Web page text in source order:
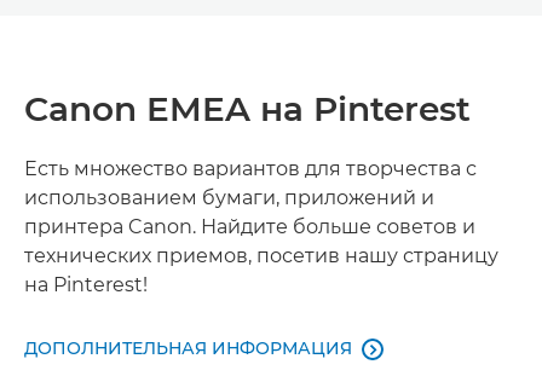
Canon EMEA на Pinterest
Есть множество вариантов для творчества с
использованием бумаги, приложений и
принтера Canon. Найдите больше советов и
технических приемов, посетив нашу страницу
на Pinterest!
ДОПОЛНИТЕЛЬНАЯ ИНФОРМАЦИЯ 